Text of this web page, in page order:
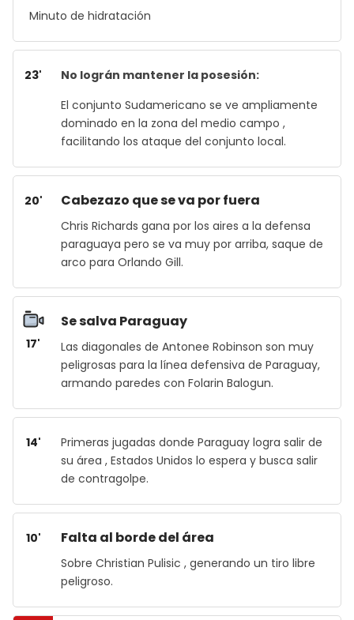
Minuto de hidratación
23'
No lográn mantener la posesión:
El conjunto Sudamericano se ve ampliamente
dominado en la zona del medio campo ,
facilitando los ataque del conjunto local.
20' Cabezazo que se va por fuera
Chris Richards gana por los aires a la defensa
paraguaya pero se va muy por arriba, saque de
arco para Orlando Gill.
17'
Se salva Paraguay
Las diagonales de Antonee Robinson son muy
peligrosas para la línea defensiva de Paraguay,
armando paredes con Folarin Balogun.
14'
Primeras jugadas donde Paraguay logra salir de
su área , Estados Unidos lo espera y busca salir
de contragolpe.
10' Falta al borde del área
Sobre Christian Pulisic , generando un tiro libre
peligroso.